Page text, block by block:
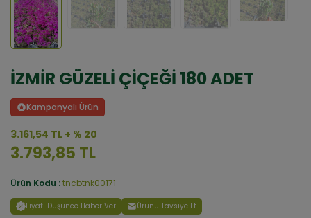
İZMİR GÜZELİ ÇİÇEĞİ 180 ADET
Kampanyalı Ürün
3.161,54 TL + % 20
3.793,85 TL
Ürün Kodu :tncbtnk00171
Fiyatı Düşünce Haber Ver Ürünü Tavsiye Et